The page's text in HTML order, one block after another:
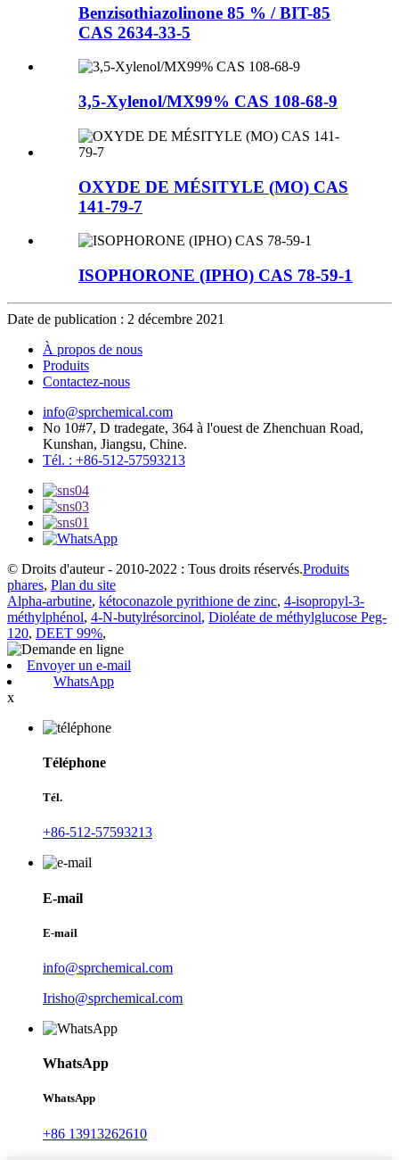
Benzisothiazolinone 85 % / BIT-85
CAS 2634-33-5
3,5-Xylenol/MX99% CAS 108-68-9
OXYDE DE MÉSITYLE (MO) CAS
141-79-7
ISOPHORONE (IPHO) CAS 78-59-1
Date de publication : 2 décembre 2021
À propos de nous
Produits
Contactez-nous
info@sprchemical.com
No 10#7, D tradegate, 364 à l'ouest de Zhenchuan Road,
Kunshan, Jiangsu, Chine.
Tél. : +86-512-57593213
© Droits d'auteur - 2010-2022 : Tous droits réservés.Produits
phares, Plan du site
Alpha-arbutine, kétoconazole pyrithione de zinc, 4-isopropyl-3-
méthylphénol, 4-N-butylrésorcinol, Dioléate de méthylglucose Peg-
120, DEET 99%,
Envoyer un e-mail
WhatsApp
x
Téléphone
Tél.
+86-512-57593213
E-mail
E-mail
info@sprchemical.com
Irisho@sprchemical.com
WhatsApp
WhatsApp
+86 13913262610